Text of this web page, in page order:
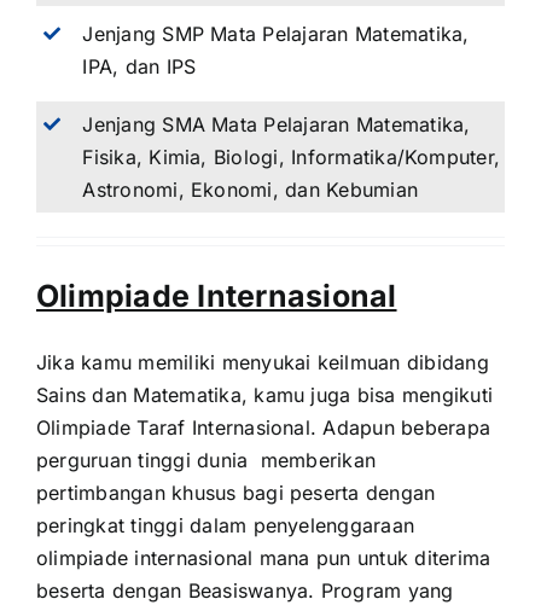
Jenjang SMP Mata Pelajaran Matematika,
IPA, dan IPS
Jenjang SMA Mata Pelajaran Matematika,
Fisika, Kimia, Biologi, Informatika/Komputer,
Astronomi, Ekonomi, dan Kebumian
Olimpiade Internasional
Jika kamu memiliki menyukai keilmuan dibidang
Sains dan Matematika, kamu juga bisa mengikuti
Olimpiade Taraf Internasional. Adapun beberapa
perguruan tinggi dunia memberikan
pertimbangan khusus bagi peserta dengan
peringkat tinggi dalam penyelenggaraan
olimpiade internasional mana pun untuk diterima
beserta dengan Beasiswanya. Program yang